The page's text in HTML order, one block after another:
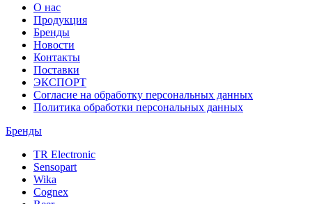
О нас
Продукция
Бренды
Новости
Контакты
Поставки
ЭКСПОРТ
Согласие на обработку персональных данных
Политика обработки персональных данных
Бренды
TR Electronic
Sensopart
Wika
Cognex